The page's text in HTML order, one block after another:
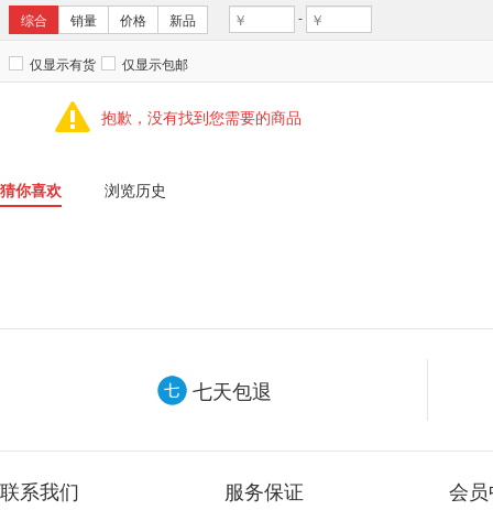
综合 销量 价格 新品 -
仅显示有货 仅显示包邮
抱歉，没有找到您需要的商品
猜你喜欢 浏览历史
七天包退
联系我们 服务保证 会